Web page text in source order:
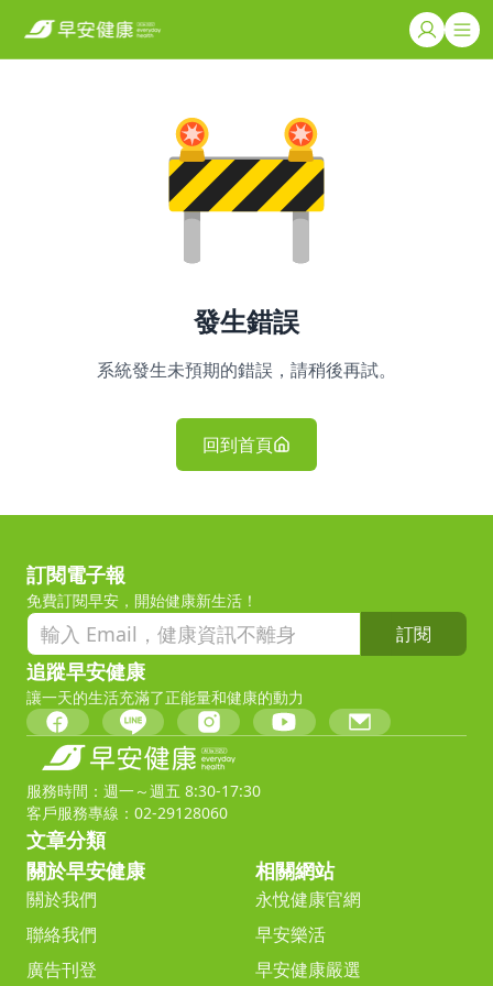
發生錯誤
系統發生未預期的錯誤，請稍後再試。
回到首頁
訂閱電子報
免費訂閱早安，開始健康新生活！
訂閱
追蹤早安健康
讓一天的生活充滿了正能量和健康的動力
服務時間：週一～週五 8:30-17:30
客戶服務專線：02-29128060
文章分類
關於早安健康
關於我們
聯絡我們
廣告刊登
相關網站
永悅健康官網
早安樂活
早安健康嚴選